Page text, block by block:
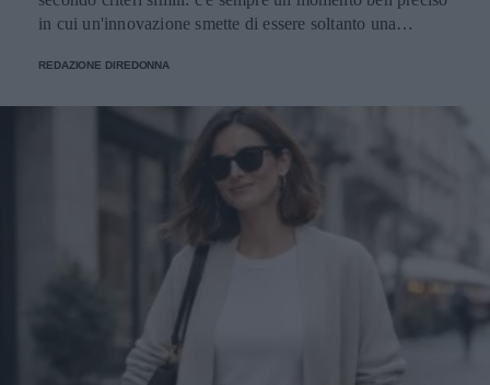
in cui un'innovazione smette di essere soltanto una
REDAZIONE DIREDONNA